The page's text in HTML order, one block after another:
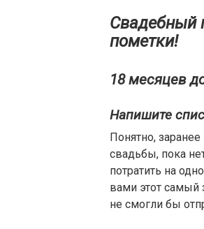
Свадебный
пометки!
18 месяцев
Напишите
Понятно,
свадьбы, пока
потратить на
вами этот самый
не смогли бы